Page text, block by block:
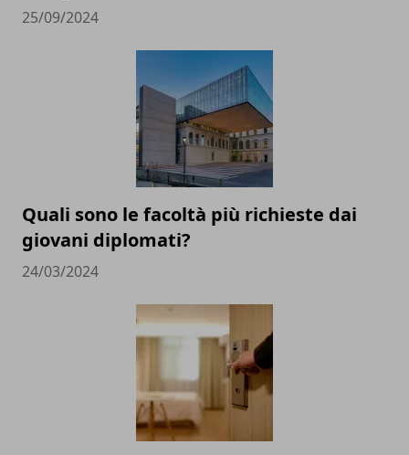
25/09/2024
Quali sono le facoltà più richieste dai
giovani diplomati?
24/03/2024